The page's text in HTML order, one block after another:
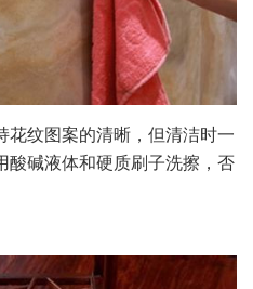
纹图案的清晰，但清洁时一
酸碱液体和硬质刷子洗擦，否